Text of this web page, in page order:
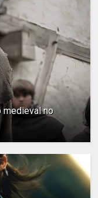
medieval no